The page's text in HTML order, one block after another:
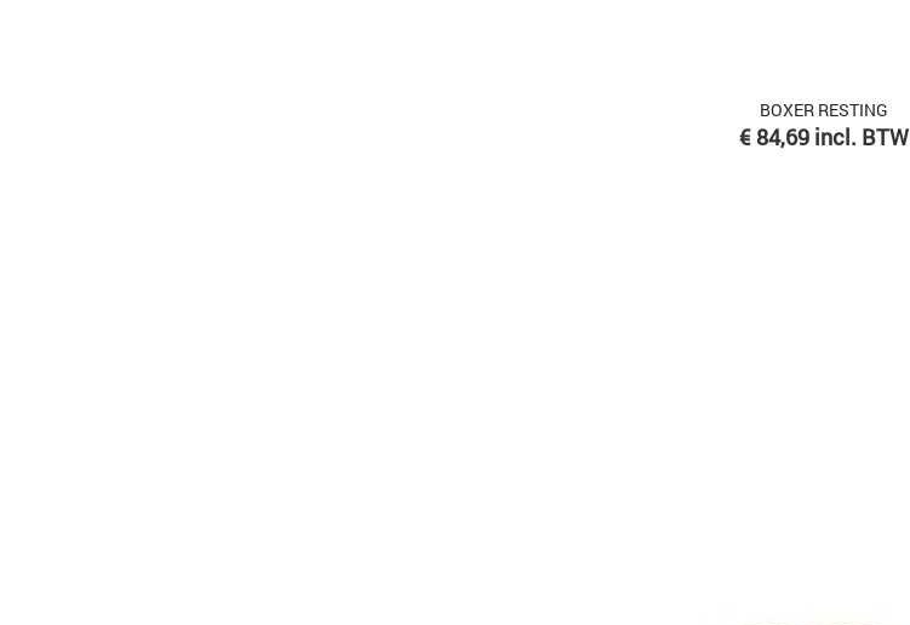
BOXER RESTING
Prijs
€ 84,69 incl. BTW